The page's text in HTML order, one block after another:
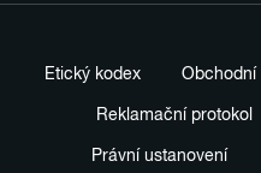
Etický kodex Obchodní
Reklamační protokol
Právní ustanovení